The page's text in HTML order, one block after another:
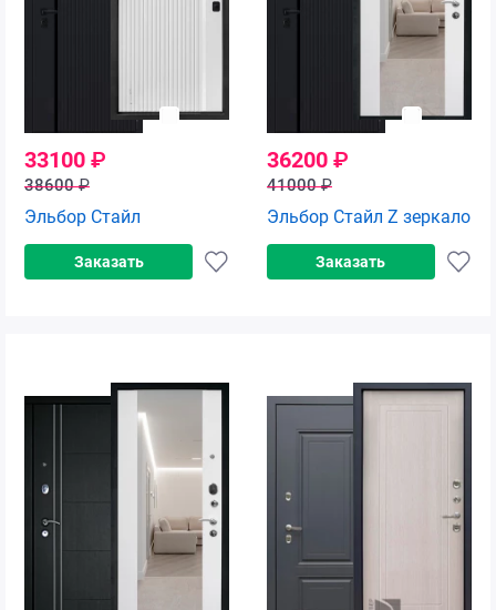
33100 ₽
38600₽
Эльбор Стайл
Заказать
36200 ₽
41000₽
Эльбор Стайл Z зеркало
Заказать